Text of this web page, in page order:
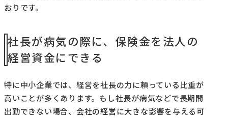
おりです。
社長が病気の際に、保険金を法人の
経営資金にできる
特に中小企業では、経営を社長の力に頼っている比重が
高いことが多くあります。もし社長が病気などで長期間
出勤できない場合、会社の経営に大きな影響を与える可